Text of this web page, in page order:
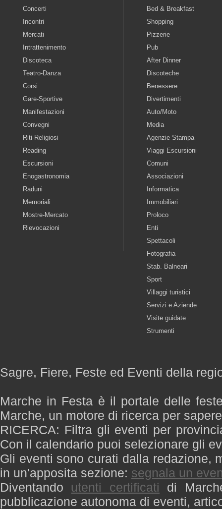
Concerti
Incontri
Mercati
Intrattenimento
Discoteca
Teatro-Danza
Corsi
Gare-Sportive
Manifestazioni
Convegni
Riti-Religiosi
Reading
Escursioni
Enogastronomia
Raduni
Memoriali
Mostre-Mercato
Rievocazioni
Bed & Breakfast
Shopping
Pizzerie
Pub
After Dinner
Discoteche
Benessere
Divertimenti
Auto/Moto
Media
Agenzie Stampa
Viaggi Escursioni
Comuni
Associazioni
Informatica
Immobiliari
Proloco
Enti
Spettacoli
Fotografia
Stab. Balneari
Sport
Villaggi turistici
Servizi e Aziende
Visite guidate
Strumenti
Sagre, Fiere, Feste ed Eventi della
Marche in Festa è il portale delle
Marche, un motore di ricerca per
RICERCA: Filtra gli eventi per
Con il calendario puoi selezionare gli
Gli eventi sono curati dalla redazione,
in un'apposita sezione: segnala un
Diventando utenti certificati di
pubblicazione autonoma di eventi,